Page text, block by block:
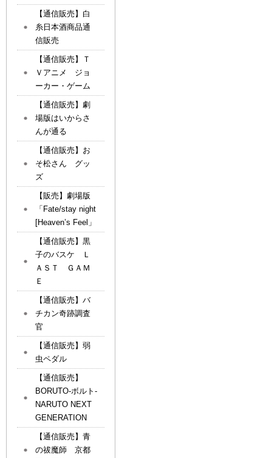
【通信販売】白
糸日本酒商品通
信販売
【通信販売】Ｔ
Ｖアニメ ジョ
ーカー・ゲーム
【通信販売】劇
場版はいからさ
んが通る
【通信販売】お
そ松さん グッ
ズ
【販売】劇場版
「Fate/stay night
[Heaven’s Feel」
【通信販売】黒
子のバスケ Ｌ
ＡＳＴ ＧＡＭ
Ｅ
【通信販売】バ
チカン奇跡調査
官
【通信販売】弱
虫ペダル
【通信販売】
BORUTO-ボルト-
NARUTO NEXT
GENERATION
【通信販売】青
の祓魔師 京都